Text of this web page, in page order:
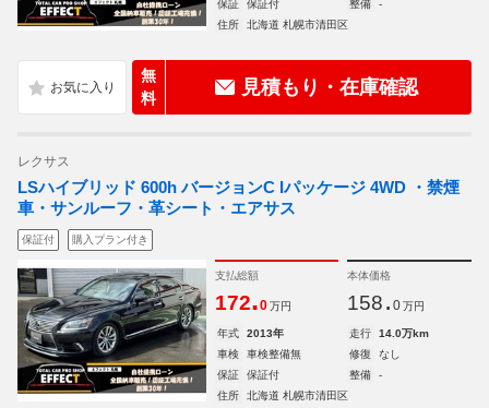
保証 保証付 整備
-
住所
北海道 札幌市清田区
無
料
見積もり・在庫確認
レクサス
LSハイブリッド 600h バージョンC Iパッケージ 4WD ・禁煙
車・サンルーフ・革シート・エアサス
保証付 購入プラン付き
支払総額
172.0 万円
本体価格
158. 0 万円
年式 2013年 走行
14.0万km
車検
車検整備無 修復
なし
保証
保証付 整備
-
住所
北海道 札幌市清田区